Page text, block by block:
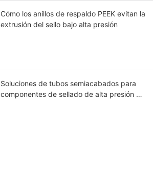
Cómo los anillos de respaldo PEEK evitan la
extrusión del sello bajo alta presión
Soluciones de tubos semiacabados para
componentes de sellado de alta presión en